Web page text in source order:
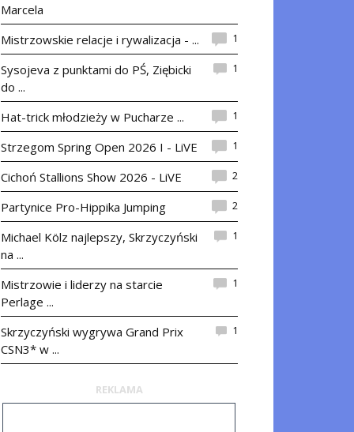
Marcela
Mistrzowskie relacje i rywalizacja - ... 1
Sysojeva z punktami do PŚ, Ziębicki
do ...
1
Hat-trick młodzieży w Pucharze ... 1
Strzegom Spring Open 2026 I - LiVE 1
Cichoń Stallions Show 2026 - LiVE 2
Partynice Pro-Hippika Jumping 2
Michael Kölz najlepszy, Skrzyczyński
na ...
1
Mistrzowie i liderzy na starcie
Perlage ...
1
Skrzyczyński wygrywa Grand Prix
CSN3* w ...
1
REKLAMA